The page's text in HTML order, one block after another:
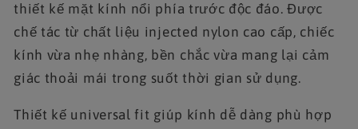
thiết kế mặt kính nổi phía trước độc đáo. Được
chế tác từ chất liệu injected nylon cao cấp, chiếc
kính vừa nhẹ nhàng, bền chắc vừa mang lại cảm
giác thoải mái trong suốt thời gian sử dụng.
Thiết kế universal fit giúp kính dễ dàng phù hợp